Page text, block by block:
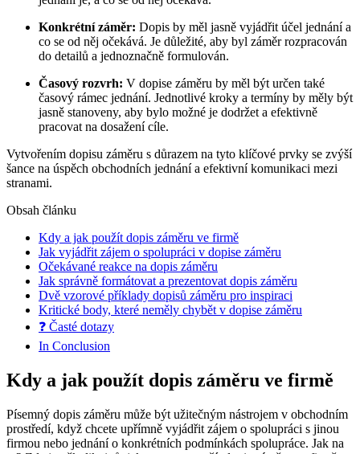
Konkrétní záměr: Dopis by měl jasně vyjádřit účel jednání a
co se od něj očekává. Je důležité, aby byl záměr rozpracován
do detailů a jednoznačně formulován.
Časový rozvrh: V dopise záměru by měl být určen také
časový rámec jednání. Jednotlivé kroky a termíny by měly být
jasně stanoveny, aby bylo možné je dodržet a efektivně
pracovat na dosažení cíle.
Vytvořením dopisu záměru s důrazem na tyto klíčové prvky se zvýší
šance na úspěch obchodních jednání a efektivní komunikaci mezi
stranami.
Obsah článku
Kdy a jak použít dopis záměru ve firmě
Jak vyjádřit zájem o spolupráci v dopise záměru
Očekávané reakce na dopis záměru
Jak správně formátovat a prezentovat dopis záměru
Dvě vzorové příklady dopisů záměru pro inspiraci
Kritické body, které neměly chybět v dopise záměru
❓ Časté dotazy
In Conclusion
Kdy a jak použít dopis záměru ve firmě
Písemný dopis záměru může být užitečným nástrojem v obchodním
prostředí, když chcete upřímně vyjádřit zájem o spolupráci s jinou
firmou nebo jednání o konkrétních podmínkách spolupráce. Jak na